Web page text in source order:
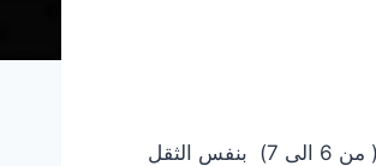
افضل تدريب يمكنك ممارسته في رمضان هو ما يعرف بتدريب القوة Entrainement de force يعتمد أساسا على تمارين ذو تكرارات اقل( من 6 الى 7) بنفس الثقل